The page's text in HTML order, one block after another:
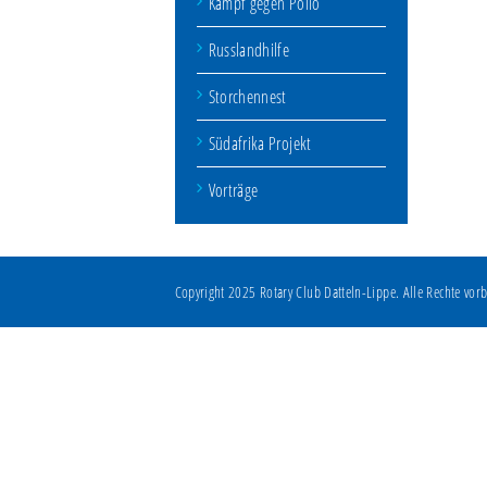
Russlandhilfe
Storchennest
Südafrika Projekt
Vorträge
Copyright 2025 Rotary Club Datteln-Lippe. Alle Rechte